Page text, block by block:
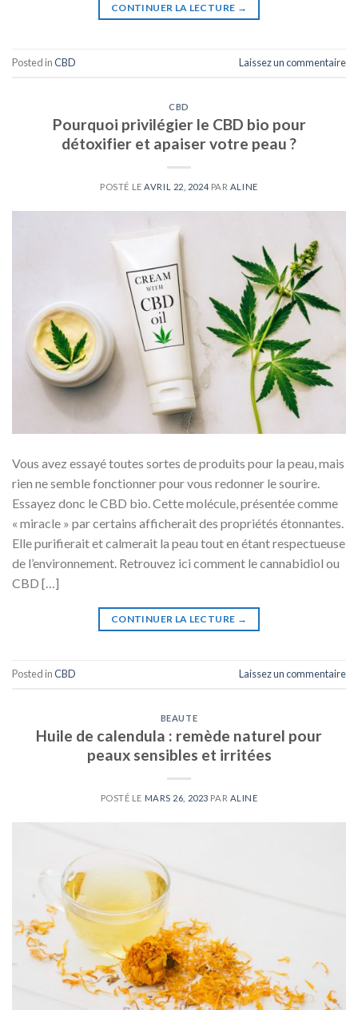
CONTINUER LA LECTURE →
Posted inCBD Laissez un commentaire
CBD
Pourquoi privilégier le CBD bio pour
détoxifier et apaiser votre peau ?
POSTÉ LEAVRIL 22, 2024 PAR ALINE
Vous avez essayé toutes sortes de produits pour la peau, mais
rien ne semble fonctionner pour vous redonner le sourire.
Essayez donc le CBD bio. Cette molécule, présentée comme
« miracle » par certains afficherait des propriétés étonnantes.
Elle purifierait et calmerait la peau tout en étant respectueuse
de l’environnement. Retrouvez ici comment le cannabidiol ou
CBD […]
CONTINUER LA LECTURE →
Posted inCBD Laissez un commentaire
BEAUTE
Huile de calendula : remède naturel pour
peaux sensibles et irritées
POSTÉ LE MARS 26, 2023 PAR ALINE